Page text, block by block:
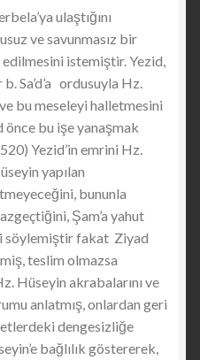
ulaştığını
ve savunmasız bir
istemiştir. Yezid,
Sa’d’a ordusuyla Hz.
bu meseleyi halletmesini
önce bu işe yanaşmak
Yezid’in emrini Hz.
yapılan
bununla
Şam’a yahut
söylemiştir fakat Ziyad
teslim olmazsa
Hüseyin akrabalarını ve
anlatmış, onlardan geri
dengesizliğe
bağlılık göstererek,